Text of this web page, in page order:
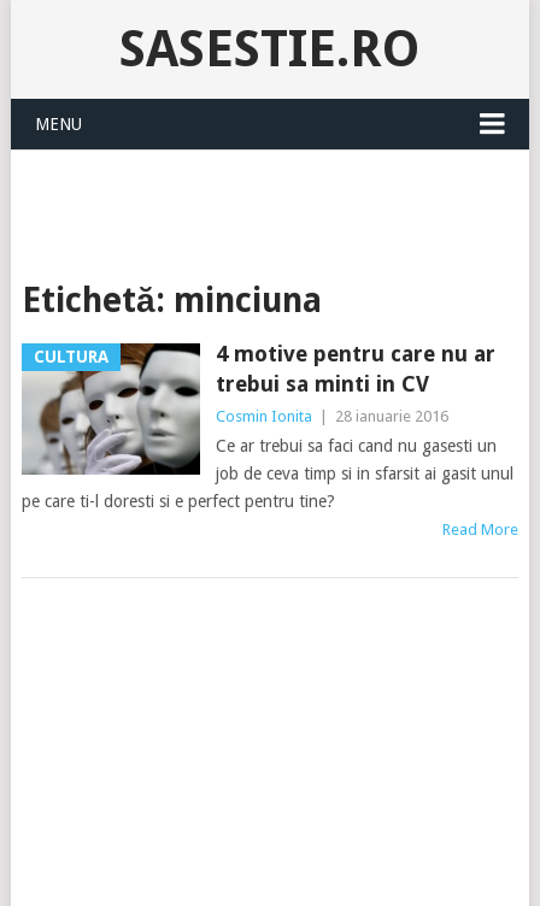
SASESTIE.RO
MENU
Etichetă: minciuna
CULTURA
4 motive pentru care nu ar
trebui sa minti in CV
Cosmin Ionita 28 ianuarie 2016
Ce ar trebui sa faci cand nu gasesti un
job de ceva timp si in sfarsit ai gasit unul
pe care ti-l doresti si e perfect pentru tine?
Read More